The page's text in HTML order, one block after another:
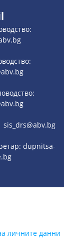
dupnitsa-
личните данни